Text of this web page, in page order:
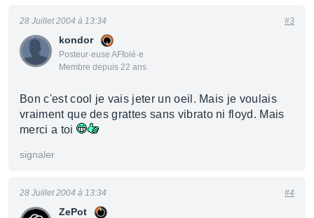
kondor
Posteur·euse AFfolé·e
Membre depuis 22 ans
28 Juillet 2004 à 13:34 #3
Bon c'est cool je vais jeter un oeil. Mais je voulais
vraiment que des grattes sans vibrato ni floyd. Mais
merci a toi
signaler
ZePot
28 Juillet 2004 à 13:34 #4